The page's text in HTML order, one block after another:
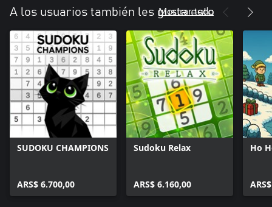
A los usuarios también les gusta esto
Mostrar todo
SUDOKU CHAMPIONS
ARS$ 6.700,00
Sudoku Relax
ARS$ 6.160,00
Ho